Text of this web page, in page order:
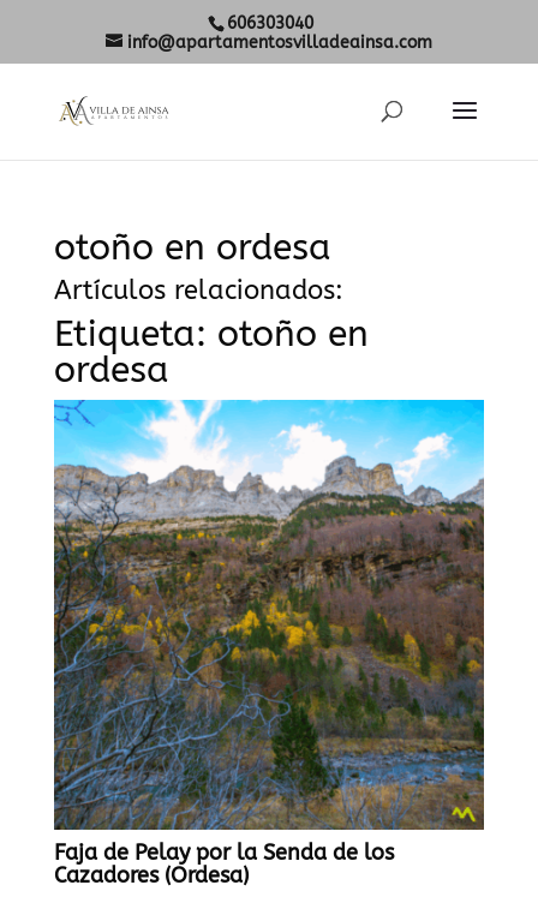
606303040
info@apartamentosvilladeainsa.com
otoño en ordesa
Artículos relacionados:
Etiqueta: otoño en
ordesa
Faja de Pelay por la Senda de los
Cazadores (Ordesa)